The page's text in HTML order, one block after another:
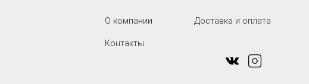
О компании Доставка и оплата
Контакты